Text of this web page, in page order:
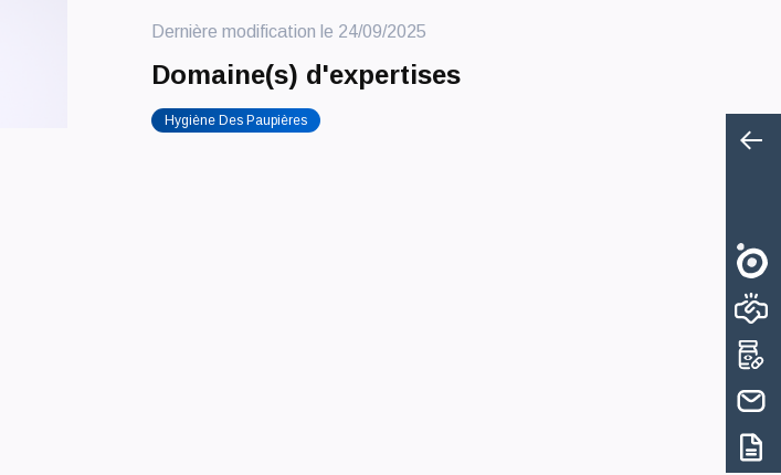
Dernière modification le 24/09/2025
Domaine(s) d'expertises
Hygiène Des Paupières